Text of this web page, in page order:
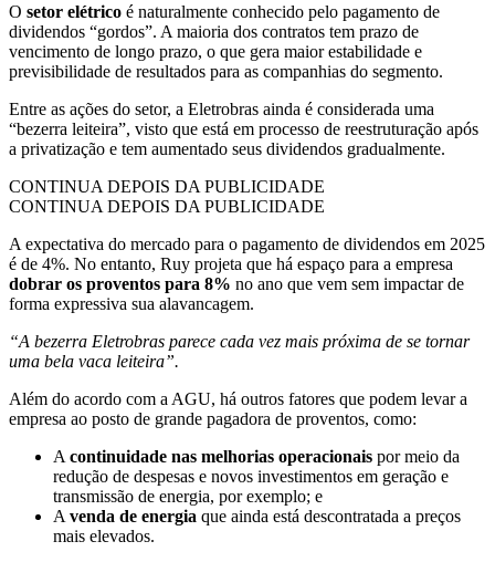
O setor elétrico é naturalmente conhecido pelo pagamento de
dividendos “gordos”. A maioria dos contratos tem prazo de
vencimento de longo prazo, o que gera maior estabilidade e
previsibilidade de resultados para as companhias do segmento.
Entre as ações do setor, a Eletrobras ainda é considerada uma
“bezerra leiteira”, visto que está em processo de reestruturação após
a privatização e tem aumentado seus dividendos gradualmente.
CONTINUA DEPOIS DA PUBLICIDADE
CONTINUA DEPOIS DA PUBLICIDADE
A expectativa do mercado para o pagamento de dividendos em 2025
é de 4%. No entanto, Ruy projeta que há espaço para a empresa
dobrar os proventos para 8% no ano que vem sem impactar de
forma expressiva sua alavancagem.
“A bezerra Eletrobras parece cada vez mais próxima de se tornar
uma bela vaca leiteira”.
Além do acordo com a AGU, há outros fatores que podem levar a
empresa ao posto de grande pagadora de proventos, como:
A continuidade nas melhorias operacionais por meio da
redução de despesas e novos investimentos em geração e
transmissão de energia, por exemplo; e
A venda de energia que ainda está descontratada a preços
mais elevados.